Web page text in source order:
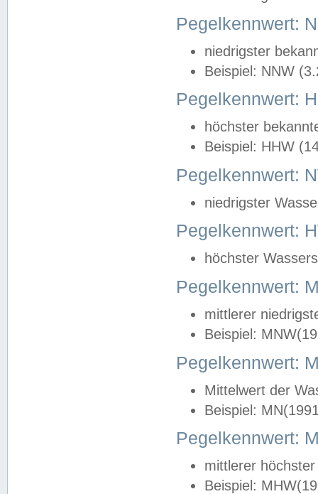
Pegelkennwert:
niedrigster
Beispiel: NNW
Pegelkennwert:
höchster
Beispiel: HHW
Pegelkennwert:
niedrigster
Pegelkennwert:
höchster
Pegelkennwert:
mittlerer
Beispiel:
Pegelkennwert:
Mittelwert der
Beispiel:
Pegelkennwert:
mittlerer
Beispiel: